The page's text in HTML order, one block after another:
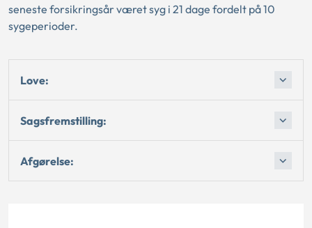
seneste forsikringsår været syg i 21 dage fordelt på 10
sygeperioder.
Love:
Sagsfremstilling:
Afgørelse: